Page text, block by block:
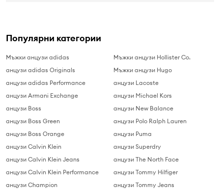
Популярни категории
Мъжки анцузи adidas
анцузи adidas Originals
анцузи adidas Performance
анцузи Armani Exchange
анцузи Boss
анцузи Boss Green
анцузи Boss Orange
анцузи Calvin Klein
анцузи Calvin Klein Jeans
анцузи Calvin Klein Performance
анцузи Champion
Мъжки анцузи Hollister Co.
Мъжки анцузи Hugo
анцузи Lacoste
анцузи Michael Kors
анцузи New Balance
анцузи Polo Ralph Lauren
анцузи Puma
анцузи Superdry
анцузи The North Face
анцузи Tommy Hilfiger
анцузи Tommy Jeans